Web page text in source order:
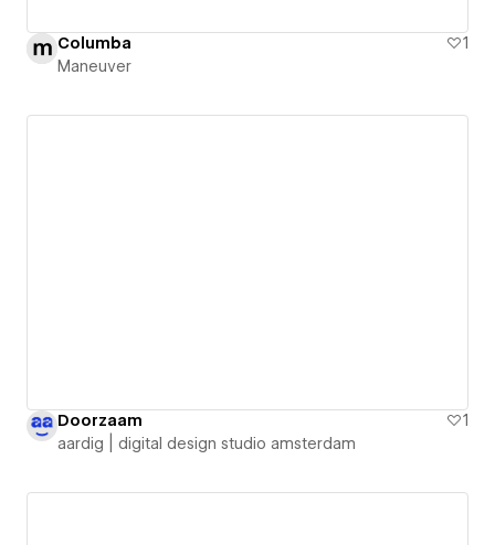
Columba
1
Maneuver
Doorzaam
1
aardig | digital design studio amsterdam